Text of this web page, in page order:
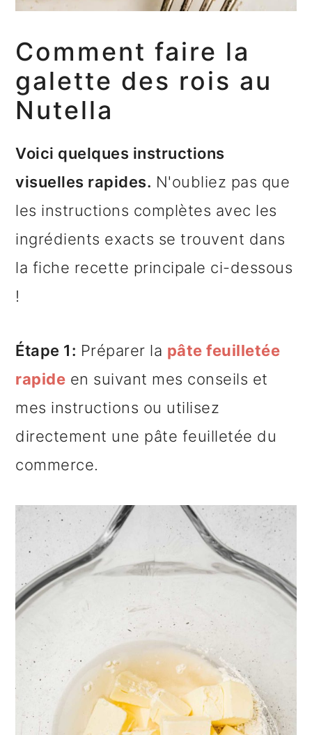
Comment faire la
galette des rois au
Nutella
Voici quelques instructions
visuelles rapides. N'oubliez pas que
les instructions complètes avec les
ingrédients exacts se trouvent dans
la fiche recette principale ci-dessous
!
Étape 1: Préparer la pâte feuilletée
rapide en suivant mes conseils et
mes instructions ou utilisez
directement une pâte feuilletée du
commerce.